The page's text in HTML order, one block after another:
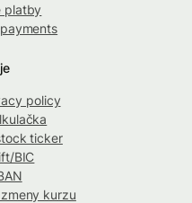
platby
policy
ticker
BIC
kurzu